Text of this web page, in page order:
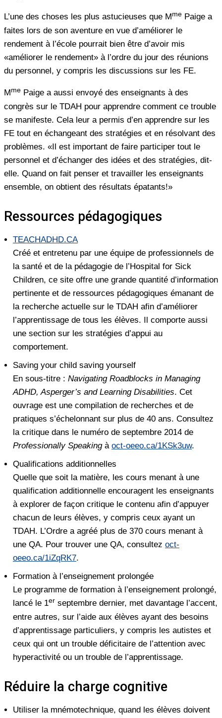
L’une des choses les plus astucieuses que Mme Paige a
faites lors de son aventure en vue d’améliorer le
rendement à l’école pourrait bien être d’avoir mis
«améliorer le rendement» à l’ordre du jour des réunions
du personnel, y compris les discussions sur les FE.
Mme Paige a aussi envoyé des enseignants à des
congrès sur le TDAH pour apprendre comment ce trouble
se manifeste. Cela leur a permis d’en apprendre sur les
FE tout en échangeant des stratégies et en résolvant des
problèmes. «Il est important de faire participer tout le
personnel et d’échanger des idées et des stratégies, dit-
elle. Quand on fait penser et travailler les enseignants
ensemble, on obtient des résultats épatants!»
Ressources pédagogiques
TEACHADHD.CA
Créé et entretenu par une équipe de professionnels de
la santé et de la pédagogie de l’Hospital for Sick
Children, ce site offre une grande quantité d’information
pertinente et de ressources pédagogiques émanant de
la recherche actuelle sur le TDAH afin d’améliorer
l’apprentissage de tous les élèves. Il comporte aussi
une section sur les stratégies d’appui au
comportement.
Saving your child saving yourself
En sous-titre : Navigating Roadblocks in Managing
ADHD, Asperger’s and Learning Disabilities. Cet
ouvrage est une compilation de recherches et de
pratiques s’échelonnant sur plus de 40 ans. Consultez
la critique dans le numéro de septembre 2014 de
Professionally Speakingà oct-oeeo.ca/1KSk3uw.
Qualifications additionnelles
Quelle que soit la matière, les cours menant à une
qualification additionnelle encouragent les enseignants
à explorer de façon critique le contenu afin d’appuyer
chacun de leurs élèves, y compris ceux ayant un
TDAH. L’Ordre a agréé plus de 370 cours menant à
une QA. Pour trouver une QA, consultez oct-
oeeo.ca/1iZqRK7.
Formation à l’enseignement prolongée
Le programme de formation à l’enseignement prolongé,
lancé le 1er septembre dernier, met davantage l’accent,
entre autres, sur l’aide aux élèves ayant des besoins
d’apprentissage particuliers, y compris les autistes et
ceux qui ont un trouble déficitaire de l’attention avec
hyperactivité ou un trouble de l’apprentissage.
Réduire la charge cognitive
Utiliser la mnémotechnique, quand les élèves doivent